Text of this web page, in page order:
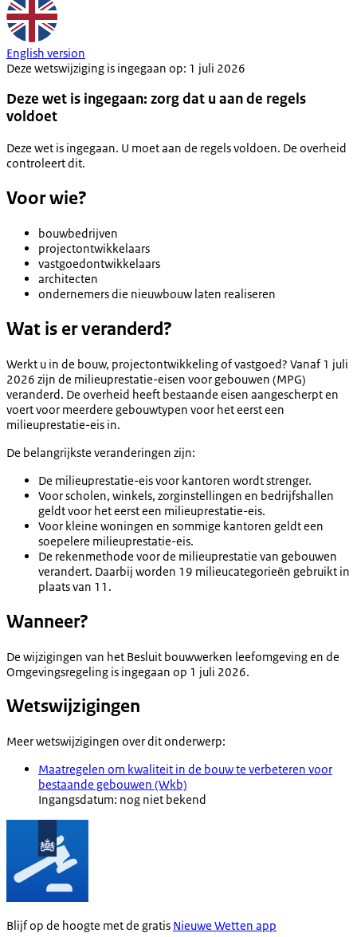
English version
Deze wetswijziging is ingegaan op: 1 juli 2026
Deze wet is ingegaan: zorg dat u aan de regels
voldoet
Deze wet is ingegaan. U moet aan de regels voldoen. De overheid
controleert dit.
Voor wie?
bouwbedrijven
projectontwikkelaars
vastgoedontwikkelaars
architecten
ondernemers die nieuwbouw laten realiseren
Wat is er veranderd?
Werkt u in de bouw, projectontwikkeling of vastgoed? Vanaf 1 juli
2026 zijn de milieuprestatie-eisen voor gebouwen (MPG)
veranderd. De overheid heeft bestaande eisen aangescherpt en
voert voor meerdere gebouwtypen voor het eerst een
milieuprestatie-eis in.
De belangrijkste veranderingen zijn:
De milieuprestatie-eis voor kantoren wordt strenger.
Voor scholen, winkels, zorginstellingen en bedrijfshallen
geldt voor het eerst een milieuprestatie-eis.
Voor kleine woningen en sommige kantoren geldt een
soepelere milieuprestatie-eis.
De rekenmethode voor de milieuprestatie van gebouwen
verandert. Daarbij worden 19 milieucategorieën gebruikt in
plaats van 11.
Wanneer?
De wijzigingen van het Besluit bouwwerken leefomgeving en de
Omgevingsregeling is ingegaan op 1 juli 2026.
Wetswijzigingen
Meer wetswijzigingen over dit onderwerp:
Maatregelen om kwaliteit in de bouw te verbeteren voor
bestaande gebouwen (Wkb)
Ingangsdatum: nog niet bekend
Blijf op de hoogte met de gratis Nieuwe Wetten app